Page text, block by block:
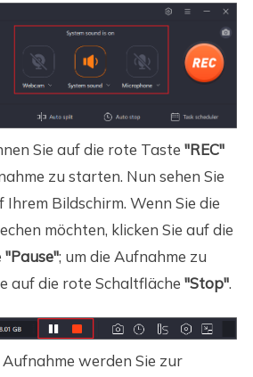
Sie auf die rote Taste "REC"
zu starten. Nun sehen Sie
Ihrem Bildschirm. Wenn Sie die
möchten, klicken Sie auf die
"Pause"; um die Aufnahme zu
auf die rote Schaltfläche "Stop".
werden Sie zur